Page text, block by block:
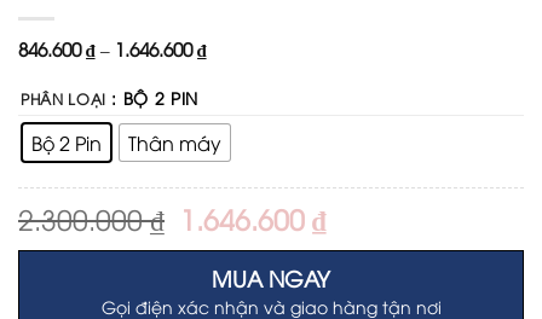
846.600₫ – 1.646.600₫
PHÂN LOẠI : BỘ 2 PIN
Bộ 2 Pin Thân máy
2.300.000₫ Original
price
was:
2.300.000 ₫.
1.646.600₫Current
price
is:
1.646.600 ₫.
MUA NGAY
Gọi điện xác nhận và giao hàng tận nơi